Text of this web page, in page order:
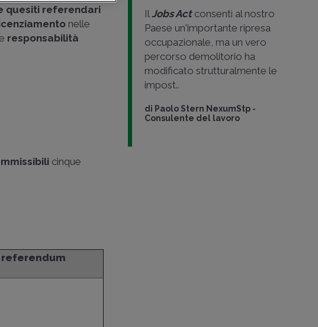
quesiti referendari
nelle
responsabilità
cinque
IlJobs Actconsentì al nostro
Paese un'importante ripresa
occupazionale, ma un vero
percorso demolitorio ha
modificato strutturalmente le
impost..
di Paolo Stern NexumStp -
Consulente del lavoro